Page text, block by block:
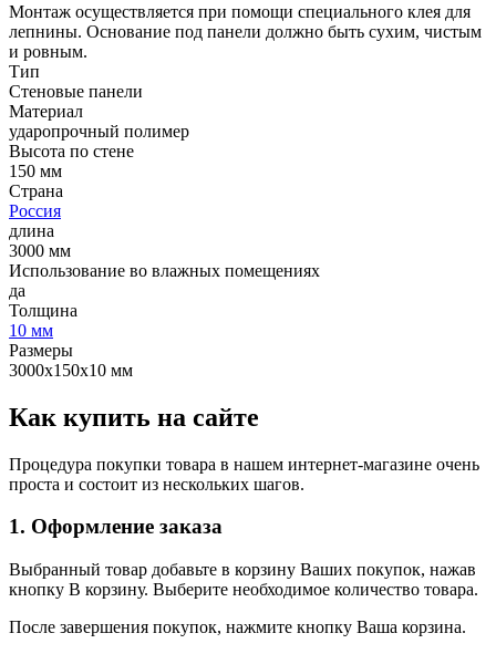
Монтаж осуществляется при помощи специального клея для
лепнины. Основание под панели должно быть сухим, чистым
и ровным.
Тип
Стеновые панели
Материал
ударопрочный полимер
Высота по стене
150 мм
Страна
Россия
длина
3000 мм
Использование во влажных помещениях
да
Толщина
10 мм
Размеры
3000х150х10 мм
Как купить на сайте
Процедура покупки товара в нашем интернет-магазине очень
проста и состоит из нескольких шагов.
1. Оформление заказа
Выбранный товар добавьте в корзину Ваших покупок, нажав
кнопку В корзину. Выберите необходимое количество товара.
После завершения покупок, нажмите кнопку Ваша корзина.